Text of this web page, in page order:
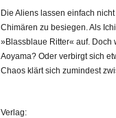
Die Aliens lassen einfach
Chimären zu besiegen. Als
»Blassblaue Ritter« auf. Doch
Aoyama? Oder verbirgt sich
Chaos klärt sich zumindest
Verlag: